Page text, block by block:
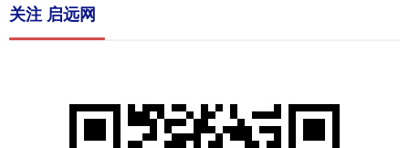
关注 启远网